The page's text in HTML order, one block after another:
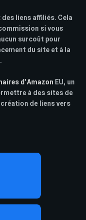
liens affiliés. Cela
si vous
surcoût pour
du site et à la
d’Amazon EU, un
à des sites de
de liens vers